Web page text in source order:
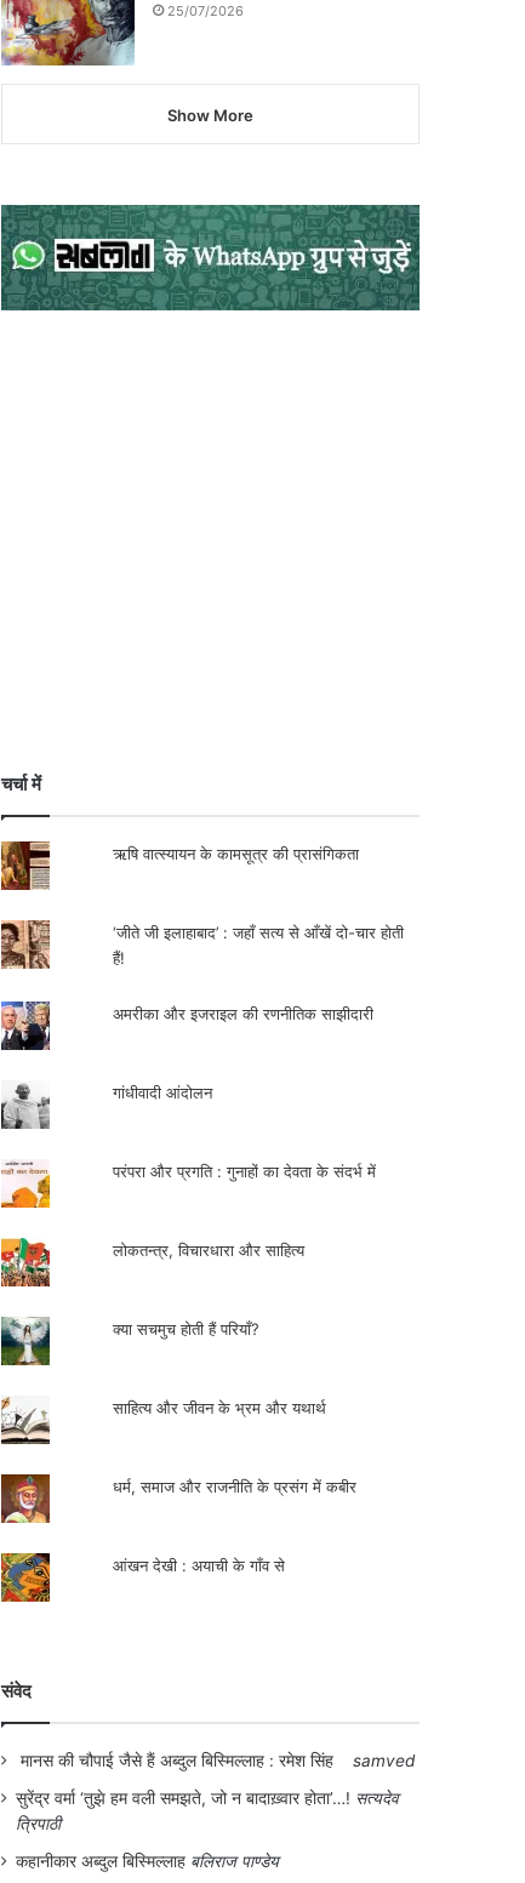
25/07/2026
Show More
चर्चा में
ऋषि वात्स्यायन के कामसूत्र की प्रासंगिकता
‘जीते जी इलाहाबाद’ : जहाँ सत्य से आँखें दो-चार होती
हैं!
अमरीका और इजराइल की रणनीतिक साझीदारी
गांधीवादी आंदोलन
परंपरा और प्रगति : गुनाहों का देवता के संदर्भ में
लोकतन्त्र, विचारधारा और साहित्य
क्या सचमुच होती हैं परियाँ?
साहित्य और जीवन के भ्रम और यथार्थ
धर्म, समाज और राजनीति के प्रसंग में कबीर
आंखन देखी : अयाची के गाँव से
संवेद
मानस की चौपाई जैसे हैं अब्दुल बिस्मिल्लाह : रमेश सिंह
samved
सुरेंद्र वर्मा ‘तुझे हम वली समझते, जो न बादाख़्वार होता’…! सत्यदेव
त्रिपाठी
कहानीकार अब्दुल बिस्मिल्लाह बलिराज पाण्डेय